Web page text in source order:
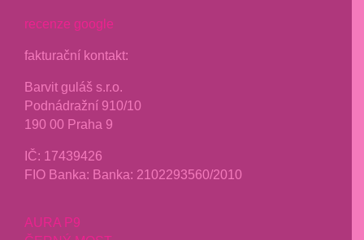
recenze google
fakturační kontakt:
Barvit guláš s.r.o.
Podnádražní 910/10
190 00 Praha 9
IČ: 17439426
FIO Banka: Banka: 2102293560/2010
AURA P9